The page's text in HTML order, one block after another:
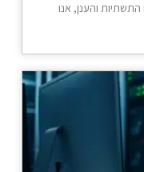
התשתיות והענן, אנו